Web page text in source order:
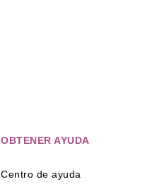
OBTENER AYUDA
Centro de ayuda